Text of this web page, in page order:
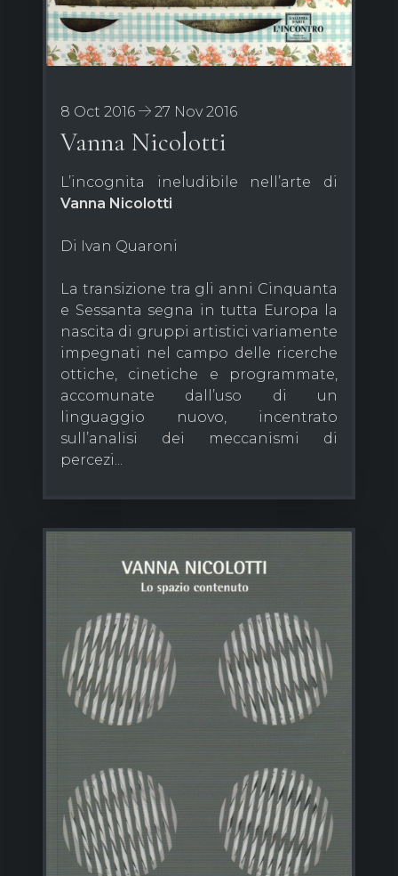
8 Oct 2016 27 Nov 2016
Vanna Nicolotti
L’incognita ineludibile nell’arte di
Vanna Nicolotti
Di Ivan Quaroni
La transizione tra gli anni Cinquanta
e Sessanta segna in tutta Europa la
nascita di gruppi artistici variamente
impegnati nel campo delle ricerche
ottiche, cinetiche e programmate,
accomunate dall’uso di un
linguaggio nuovo, incentrato
sull’analisi dei meccanismi di
percezi...